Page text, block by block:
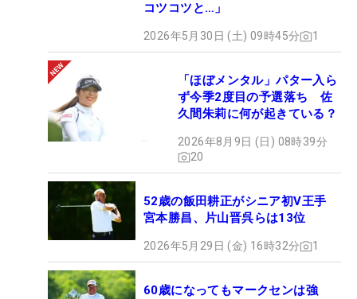
コツコツと…」
2026年5月30日 (土) 09時45分 1
「ほぼメンタル」パター入ら
ず今季2度目の予選落ち 佐
久間朱莉に何が起きている？
2026年8月9日 (日) 08時39分
20
52歳の飯田耕正がシニア初V王手
宮本勝昌、片山晋呉らは13位
2026年5月29日 (金) 16時32分 1
60歳になってもマークセンは強